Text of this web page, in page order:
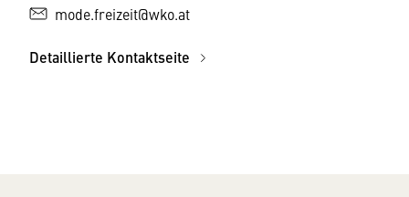
mode.freizeit@wko.at
Detaillierte Kontaktseite